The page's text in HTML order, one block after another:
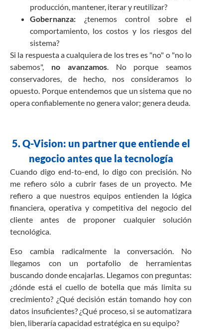
producción, mantener, iterar y reutilizar?
Gobernanza: ¿tenemos control sobre el
comportamiento, los costos y los riesgos del
sistema?
Si la respuesta a cualquiera de los tres es "no" o "no lo
sabemos", no avanzamos. No porque seamos
conservadores, de hecho, nos consideramos lo
opuesto. Porque entendemos que un sistema que no
opera confiablemente no genera valor; genera deuda.
5. Q-Vision: un partner que entiende el
negocio antes que la tecnología
Cuando digo end-to-end, lo digo con precisión. No
me refiero sólo a cubrir fases de un proyecto. Me
refiero a que nuestros equipos entienden la lógica
financiera, operativa y competitiva del negocio del
cliente antes de proponer cualquier solución
tecnológica.
Eso cambia radicalmente la conversación. No
llegamos con un portafolio de herramientas
buscando donde encajarlas. Llegamos con preguntas:
¿dónde está el cuello de botella que más limita su
crecimiento? ¿Qué decisión están tomando hoy con
datos insuficientes? ¿Qué proceso, si se automatizara
bien, liberaría capacidad estratégica en su equipo?